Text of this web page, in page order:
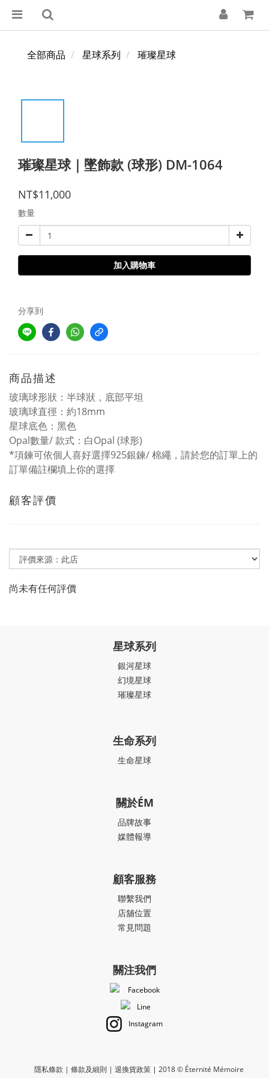
全部商品 星球系列 璀璨星球
璀璨星球｜墜飾款 (球形) DM-1064
NT$11,000
數量
加入購物車
分享到
商品描述
玻璃球形狀：半球狀，底部平坦
玻璃球直徑：約18mm
星球底色：黑色
Opal數量/ 款式：白Opal (球形)
*項鍊可依個人喜好選擇925銀鍊/ 棉繩，請於您的訂單上的
訂單備註欄填上你的選擇
顧客評價
尚未有任何評價
星球系列
銀河星球
幻境星球
璀璨星球
生命系列
生命星球
關於ÉM
品牌故事
媒體報導
顧客服務
聯繫我們
店舖位置
常見問題
關注我們
Facebook
Line
Instagram
隱私條款 | 條款及細則 | 退換貨政策 | 2018 © Éternité Mémoire